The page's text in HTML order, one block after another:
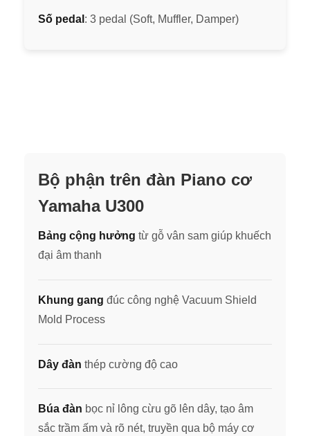
Số pedal : 3 pedal (Soft, Muffler, Damper)
Bộ phận trên đàn Piano cơ
Yamaha U300
Bảng cộng hưởng từ gỗ vân sam giúp khuếch
đại âm thanh
Khung gang đúc công nghệ Vacuum Shield
Mold Process
Dây đàn thép cường độ cao
Búa đàn bọc nỉ lông cừu gõ lên dây, tạo âm
sắc trầm ấm và rõ nét, truyền qua bộ máy cơ